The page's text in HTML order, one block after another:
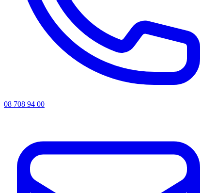
08 708 94 00